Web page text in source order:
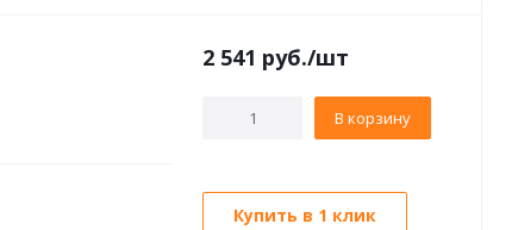
2 541 руб./шт
В корзину
Купить в 1 клик